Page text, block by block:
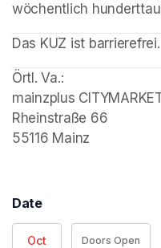
wöchentlich
(opens in a new tab)
Das KUZ ist barrierefrei.
Örtl. Va.:
mainzplus
Rheinstraße 66
55116 Mainz
Date
Oct Doors Open